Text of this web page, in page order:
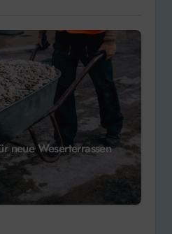
neue Weserterrassen